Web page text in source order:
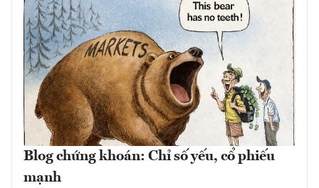
Blog chứng khoán: Chỉ số yếu, cổ phiếu
mạnh